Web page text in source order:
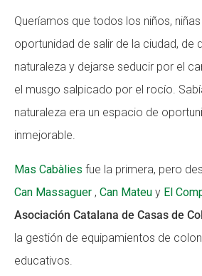
Queríamos que todos los niños,
oportunidad de salir de la ciudad, de
naturaleza y dejarse seducir por el
el musgo salpicado por el rocío.
naturaleza era un espacio de
inmejorable.
Mas Cabàlies fue la primera, pero
Can Massaguer , Can Mateu y El
Asociación Catalana de Casas de
la gestión de equipamientos de
educativos.
CONEIX FUNDESPLAI
La Fundació
L'equip
Missió i valors
CONEIX FUNDESPLAI
La Fundació
L'equip
Missió i valors